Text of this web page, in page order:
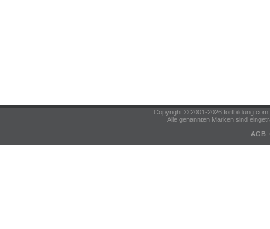
Copyright © 2001-2026
Alle genannten Marken sind
AGB